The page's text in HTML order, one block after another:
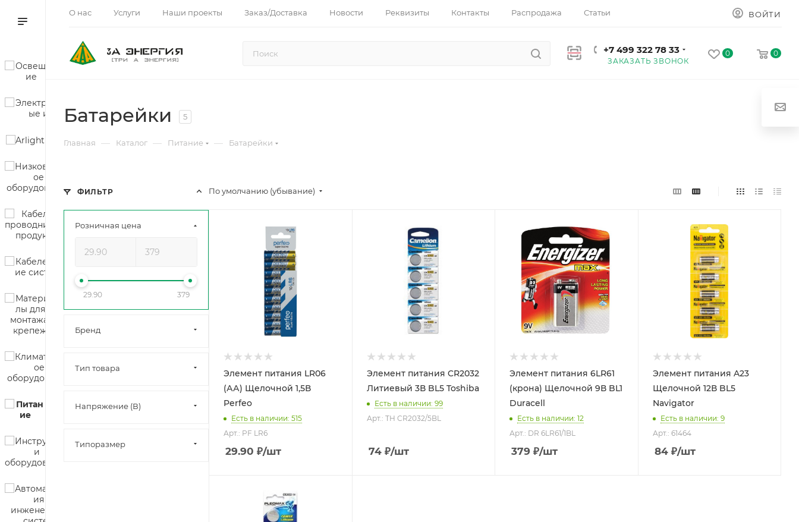
О нас Услуги Наши проекты Заказ/Доставка Новости Реквизиты Контакты Распродажа Статьи ВОЙТИ
+7 499 322 78 33
ЗАКАЗАТЬ ЗВОНОК
0 0
Батарейки 5
Главная — Каталог — Питание — Батарейки
По умолчанию (убывание)
Элемент питания LR06
(АА) Щелочной 1,5В
Perfeo
Есть в наличии: 515
Арт.: PF LR6
29.90 ₽/шт
Элемент питания CR2032
Литиевый 3В BL5 Toshiba
Есть в наличии: 99
Арт.: TH CR2032/5BL
74₽/шт
Элемент питания 6LR61
(крона) Щелочной 9В BL1
Duracell
Есть в наличии: 12
Арт.: DR 6LR61/1BL
379 ₽/шт
Элемент питания A23
Щелочной 12В BL5
Navigator
Есть в наличии: 9
Арт.: 61464
84₽/шт
ФИЛЬТР
Розничная цена
29.90 379
Бренд
Тип товара
Напряжение (В)
Типоразмер